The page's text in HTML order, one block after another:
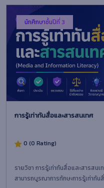
นักศึกษาชั้นปีที่ 3
การรู้เท่าทันสื่อและสารสนเทศ
0 (0 Rating)
รายวิชา การรู้เท่าทันสื่อและสารสน
สามารถบูรณาการทักษะการรู้เท่าทัน